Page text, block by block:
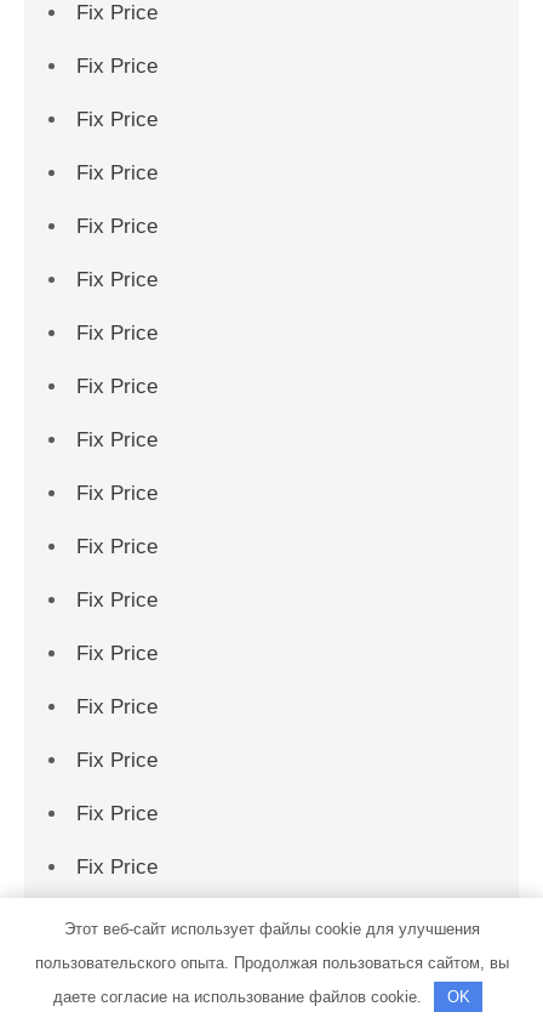
Fix Price
Fix Price
Fix Price
Fix Price
Fix Price
Fix Price
Fix Price
Fix Price
Fix Price
Fix Price
Fix Price
Fix Price
Fix Price
Fix Price
Fix Price
Fix Price
Fix Price
Fix Price
Fix Price
Этот веб-сайт использует файлы cookie для улучшения
пользовательского опыта. Продолжая пользоваться сайтом, вы
даете согласие на использование файлов cookie.
OK